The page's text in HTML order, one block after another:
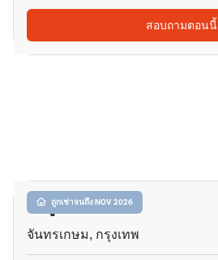
สอบถามตอนนี้
ถูกเช่าจนถึง NOV 2026
มารูน รัชดา 32
จันทรเกษม, กรุงเทพ